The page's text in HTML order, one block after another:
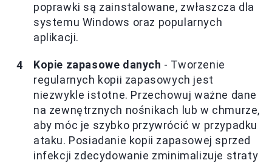
poprawki są zainstalowane, zwłaszcza dla
systemu Windows oraz popularnych
aplikacji.
Kopie zapasowe danych - Tworzenie
regularnych kopii zapasowych jest
niezwykle istotne. Przechowuj ważne dane
na zewnętrznych nośnikach lub w chmurze,
aby móc je szybko przywrócić w przypadku
ataku. Posiadanie kopii zapasowej sprzed
infekcji zdecydowanie zminimalizuje straty